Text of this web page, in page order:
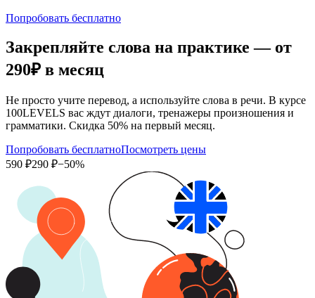
Попробовать бесплатно
Закрепляйте слова на практике — от
290₽ в месяц
Не просто учите перевод, а используйте слова в речи. В курсе
100LEVELS вас ждут диалоги, тренажеры произношения и
грамматики. Скидка 50% на первый месяц.
Попробовать бесплатноПосмотреть цены
590 ₽290 ₽−50%